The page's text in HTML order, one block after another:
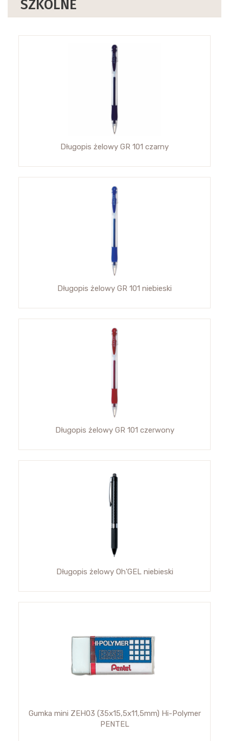
SZKOLNE
Długopis żelowy GR 101 czarny
Długopis żelowy GR 101 niebieski
Długopis żelowy GR 101 czerwony
Długopis żelowy Oh'GEL niebieski
Gumka mini ZEH03 (35x15,5x11,5mm) Hi-Polymer
PENTEL